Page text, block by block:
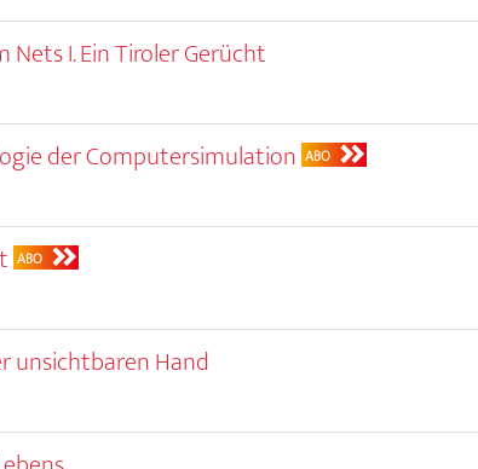
Nets I. Ein Tiroler Gerücht
der Computersimulation ABO
ABO
unsichtbaren Hand